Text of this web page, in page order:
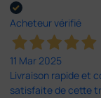
Acheteur vérifié
11 Mar 2025
Livraison rapide et
satisfaite de cette